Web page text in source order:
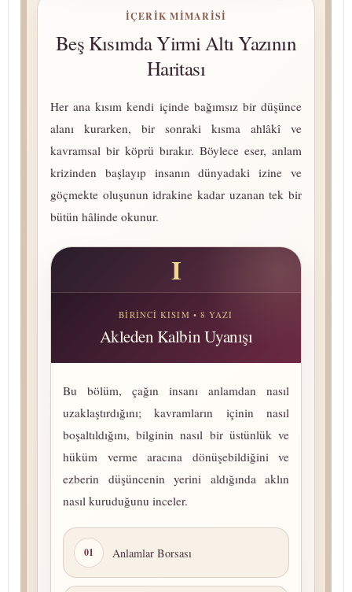
İÇERIK MIMARISI
Beş Kısımda Yirmi Altı Yazının
Haritası
Her ana kısım kendi içinde bağımsız bir düşünce
alanı kurarken, bir sonraki kısma ahlâkî ve
kavramsal bir köprü bırakır. Böylece eser, anlam
krizinden başlayıp insanın dünyadaki izine ve
göçmekte oluşunun idrakine kadar uzanan tek bir
bütün hâlinde okunur.
I
BIRINCI KISIM • 8 YAZI
Akleden Kalbin Uyanışı
Bu bölüm, çağın insanı anlamdan nasıl
uzaklaştırdığını; kavramların içinin nasıl
boşaltıldığını, bilginin nasıl bir üstünlük ve
hüküm verme aracına dö­nü­şe­bil­di­ği­ni ve
ezberin düşüncenin yerini aldığında aklın
nasıl kuruduğunu inceler.
01 Anlamlar Borsası